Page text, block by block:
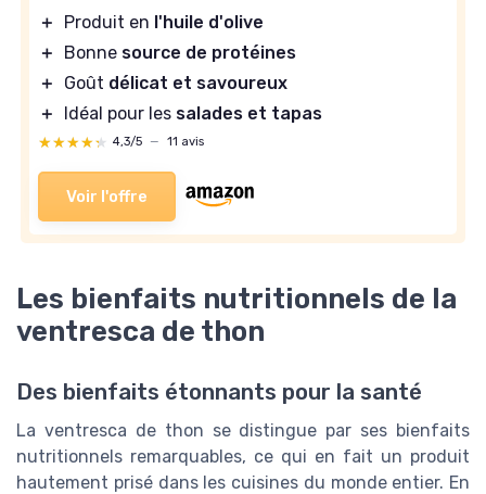
＋ Produit en l'huile d'olive
＋
Bonne source de protéines
＋
Goût délicat et savoureux
＋
Idéal pour les salades et tapas
★★★★★
★★★★★ 4,3/5 — 11 avis
Voir l'offre
Les bienfaits nutritionnels de la
ventresca de thon
Des bienfaits étonnants pour la santé
La ventresca de thon se distingue par ses bienfaits
nutritionnels remarquables, ce qui en fait un produit
hautement prisé dans les cuisines du monde entier. En